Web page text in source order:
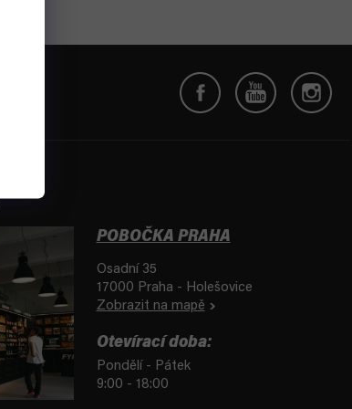
POBOČKA PRAHA
Osadní 35
17000 Praha - Holešovice
Zobrazit na mapě
Otevírací doba:
Pondělí - Pátek
9:00 - 18:00